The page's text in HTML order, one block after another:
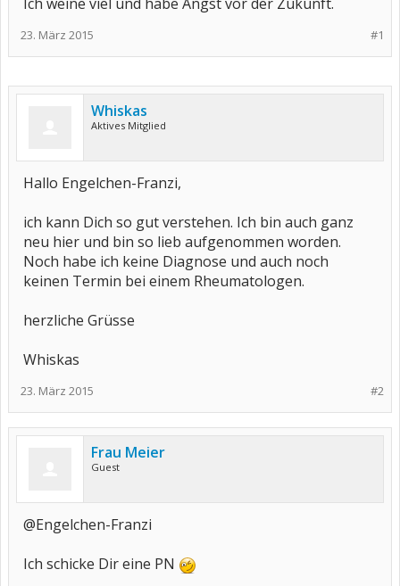
#1
23. März 2015
Whiskas
Aktives Mitglied
Hallo Engelchen-Franzi,
ich kann Dich so gut verstehen. Ich bin auch ganz
neu hier und bin so lieb aufgenommen worden.
Noch habe ich keine Diagnose und auch noch
keinen Termin bei einem Rheumatologen.
herzliche Grüsse
Whiskas
#2
23. März 2015
Frau Meier
Guest
@Engelchen-Franzi
Ich schicke Dir eine PN